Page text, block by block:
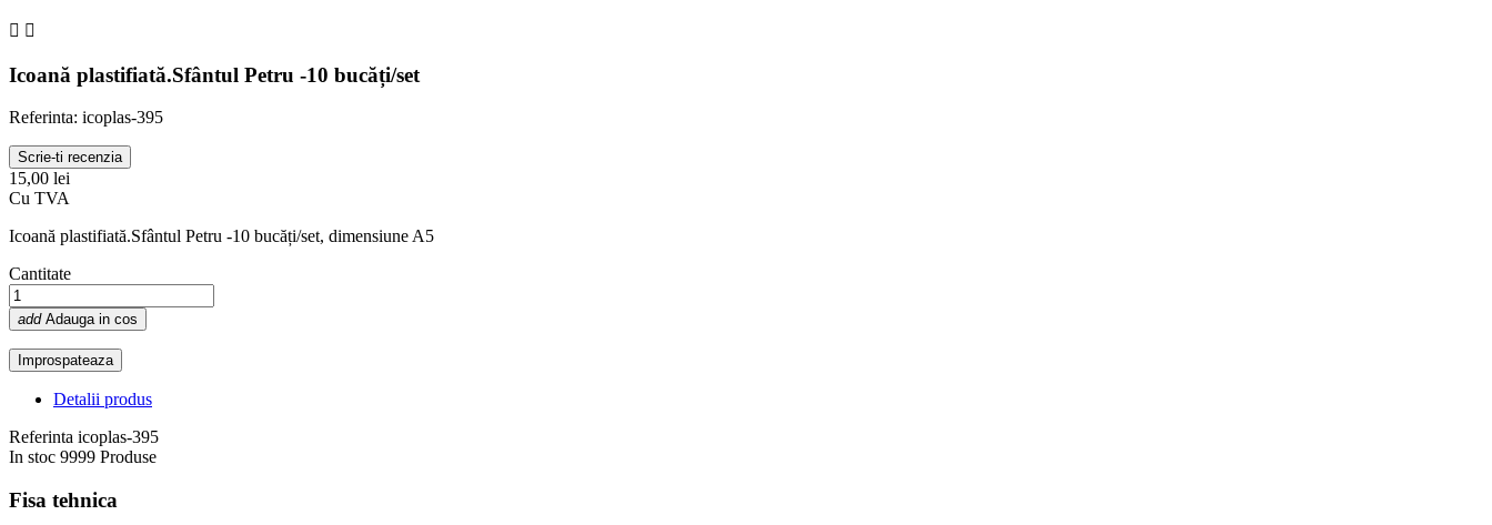
 
Icoană plastifiată.Sfântul Petru -10 bucăți/set
Referinta: icoplas-395
Scrie-ti recenzia
15,00 lei
Cu TVA
Icoană plastifiată.Sfântul Petru -10 bucăți/set, dimensiune A5
Cantitate
add Adauga in cos
Detalii produs
Referinta icoplas-395
In stoc 9999 Produse
Fisa tehnica